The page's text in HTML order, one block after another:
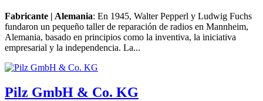
Fabricante | Alemania: En 1945, Walter Pepperl y Ludwig Fuchs
fundaron un pequeño taller de reparación de radios en Mannheim,
Alemania, basado en principios como la inventiva, la iniciativa
empresarial y la independencia. La...
Pilz GmbH & Co. KG